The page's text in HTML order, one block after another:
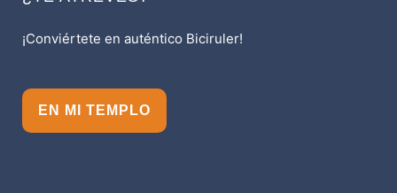
¡Conviértete en auténtico Biciruler!
EN MI TEMPLO